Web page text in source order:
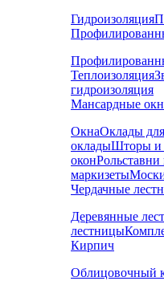
Гидроизоляция
Теплоизоляция
гидроизоляция
Мансардные
ОкнаОклады
окладыШторы и
окон
маркизеты
Чердачные
Деревянные
лестницы
Кирпич
Облицовочный